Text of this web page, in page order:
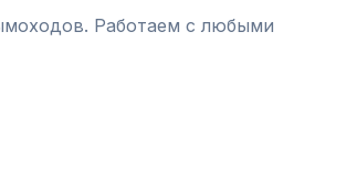
Работаем с любыми